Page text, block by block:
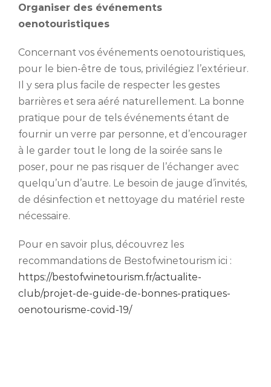
Organiser des événements
oenotouristiques
Concernant vos événements oenotouristiques,
pour le bien-être de tous, privilégiez l’extérieur.
Il y sera plus facile de respecter les gestes
barrières et sera aéré naturellement. La bonne
pratique pour de tels événements étant de
fournir un verre par personne, et d’encourager
à le garder tout le long de la soirée sans le
poser, pour ne pas risquer de l’échanger avec
quelqu’un d’autre. Le besoin de jauge d’invités,
de désinfection et nettoyage du matériel reste
nécessaire.
Pour en savoir plus, découvrez les
recommandations de Bestofwinetourism ici :
https://bestofwinetourism.fr/actualite-
club/projet-de-guide-de-bonnes-pratiques-
oenotourisme-covid-19/